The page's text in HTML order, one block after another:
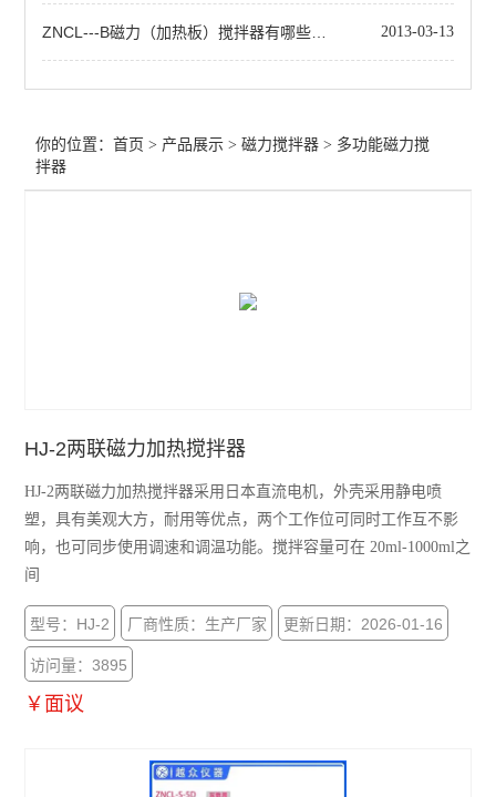
查看全部 >> 2013-03-13
你的位置：首页 > 产品展示 >磁力搅拌器 > 多功能磁力搅
拌器
HJ-2两联磁力加热搅拌器
HJ-2两联磁力加热搅拌器采用日本直流电机，外壳采用静电喷
塑，具有美观大方，耐用等优点，两个工作位可同时工作互不影
响，也可同步使用调速和调温功能。搅拌容量可在 20ml-1000ml之
间
型号：HJ-2 厂商性质：生产厂家 更新日期：2026-01-16
访问量：3895
￥面议